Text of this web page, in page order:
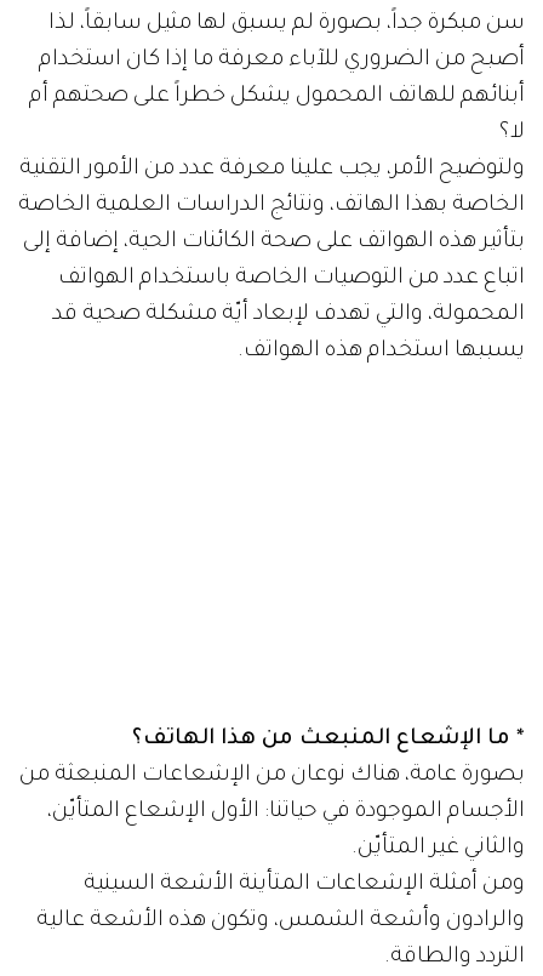
سن مبكرة جداً، بصورة لم يسبق لها مثيل سابقاً، لذا
أصبح من الضروري للآباء معرفة ما إذا كان استخدام
أبنائهم للهاتف المحمول يشكل خطراً على صحتهم أم
لا؟
ولتوضيح الأمر، يجب علينا معرفة عدد من الأمور التقنية
الخاصة بهذا الهاتف، ونتائج الدراسات العلمية الخاصة
بتأثير هذه الهواتف على صحة الكائنات الحية، إضافة إلى
اتباع عدد من التوصيات الخاصة باستخدام الهواتف
المحمولة، والتي تهدف لإبعاد أيّة مشكلة صحية قد
يسببها استخدام هذه الهواتف.
* ما الإشعاع المنبعث من هذا الهاتف؟
بصورة عامة، هناك نوعان من الإشعاعات المنبعثة من
الأجسام الموجودة في حياتنا: الأول الإشعاع المتأيّن،
والثاني غير المتأيّن.
ومن أمثلة الإشعاعات المتأينة الأشعة السينية
والرادون وأشعة الشمس، وتكون هذه الأشعة عالية
التردد والطاقة.